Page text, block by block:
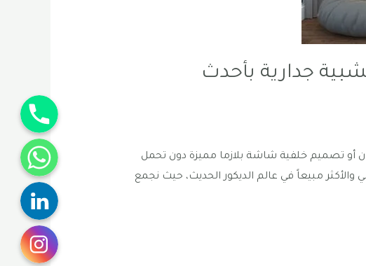
جدارية بأحدث
تصميم خلفية شاشة بلازما مميزة دون تحمل
مبيعاً في عالم الديكور الحديث، حيث نجمع
Phone
WhatsApp
Linkedin
Instagram